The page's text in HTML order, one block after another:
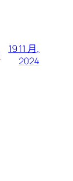
19 11 月,
2024